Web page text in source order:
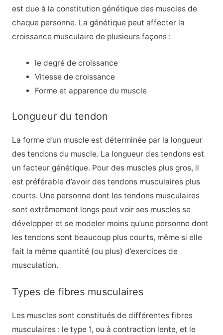
est due à la constitution génétique des muscles de
chaque personne. La génétique peut affecter la
croissance musculaire de plusieurs façons :
le degré de croissance
Vitesse de croissance
Forme et apparence du muscle
Longueur du tendon
La forme d’un muscle est déterminée par la longueur
des tendons du muscle. La longueur des tendons est
un facteur génétique. Pour des muscles plus gros, il
est préférable d’avoir des tendons musculaires plus
courts. Une personne dont les tendons musculaires
sont extrêmement longs peut voir ses muscles se
développer et se modeler moins qu’une personne dont
les tendons sont beaucoup plus courts, même si elle
fait la même quantité (ou plus) d’exercices de
musculation.
Types de fibres musculaires
Les muscles sont constitués de différentes fibres
musculaires : le type 1, ou à contraction lente, et le